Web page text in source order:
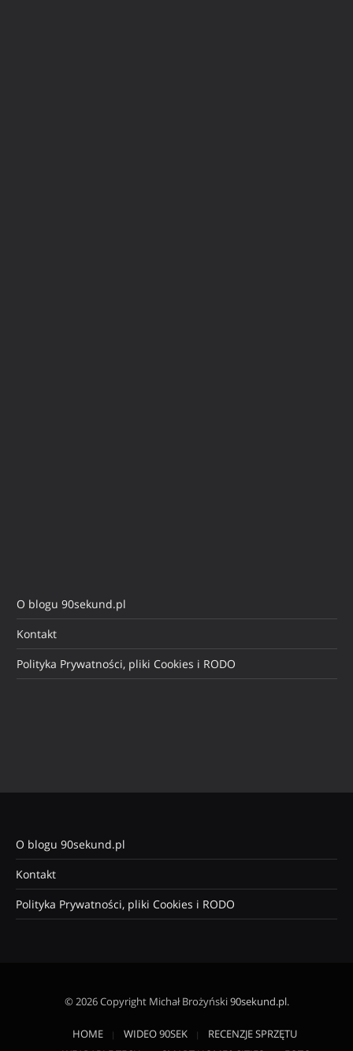
O blogu 90sekund.pl
Kontakt
Polityka Prywatności, pliki Cookies i RODO
O blogu 90sekund.pl
Kontakt
Polityka Prywatności, pliki Cookies i RODO
© 2026 Copyright Michał Brożyński90sekund.pl.
HOME WIDEO 90SEK
RECENZJE SPRZĘTU